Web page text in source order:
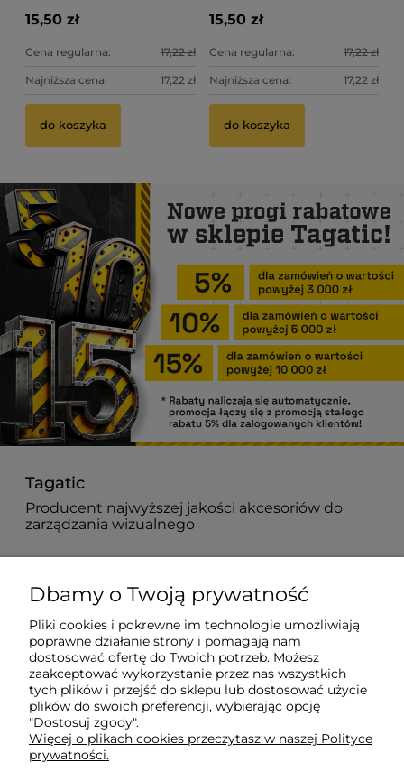
15,50 zł
Cena regularna: 17,22 zł
Najniższa cena: 17,22 zł
do koszyka
15,50 zł
Cena regularna: 17,22 zł
Najniższa cena: 17,22 zł
do koszyka
Tagatic
Producent najwyższej jakości akcesoriów do
zarządzania wizualnego
882 627 363
biuro@tagatic.com
Oznakowanie magazynów i hal produkcyjnych
Dodatkowe informacje
Dbamy o Twoją prywatność
Pliki cookies i pokrewne im technologie umożliwiają
poprawne działanie strony i pomagają nam
dostosować ofertę do Twoich potrzeb. Możesz
zaakceptować wykorzystanie przez nas wszystkich
tych plików i przejść do sklepu lub dostosować użycie
plików do swoich preferencji, wybierając opcję
"Dostosuj zgody".
Więcej o plikach cookies przeczytasz w naszej Polityce
prywatności.